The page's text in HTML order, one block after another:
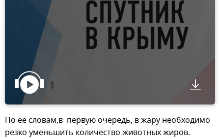
По ее словам,в первую очередь, в жару необходимо
резко уменьшить количество животных жиров.